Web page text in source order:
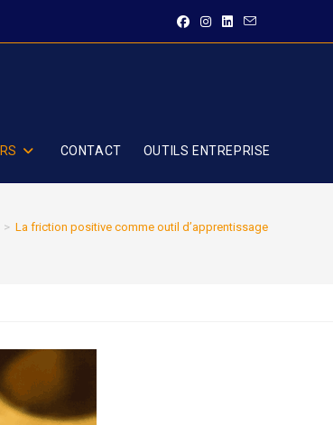
CONTACT OUTILS ENTREPRISE
> La friction positive comme outil d’apprentissage